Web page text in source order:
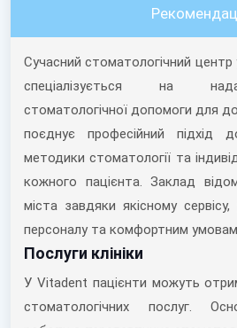
Сучасний стоматологічний центр
спеціалізується на
стоматологічної допомоги для
поєднує професійний підхід
методики стоматології та
кожного пацієнта. Заклад
міста завдяки якісному
персоналу та комфортним умовам
Послуги клініки
У Vitadent пацієнти можуть
стоматологічних послуг.